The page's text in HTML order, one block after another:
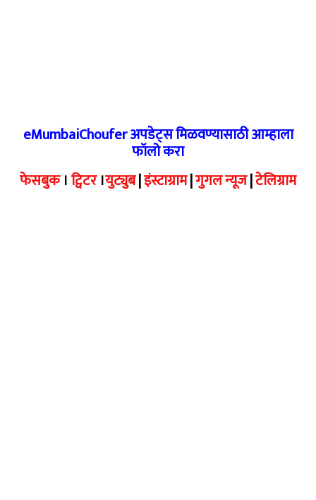
eMumbaiChoufer अपडेट्स मिळवण्यासाठी आम्हाला
फॉलो करा
फेसबुक।ट्विटर।युट्युब|इंस्टाग्राम|गुगल न्यूज|टेलिग्राम